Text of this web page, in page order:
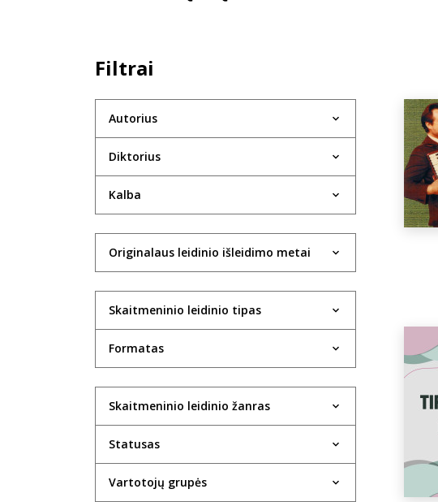
Filtrai
Autorius
Diktorius
Kalba
Originalaus leidinio išleidimo metai
Skaitmeninio leidinio tipas
Formatas
Skaitmeninio leidinio žanras
Statusas
Vartotojų grupės